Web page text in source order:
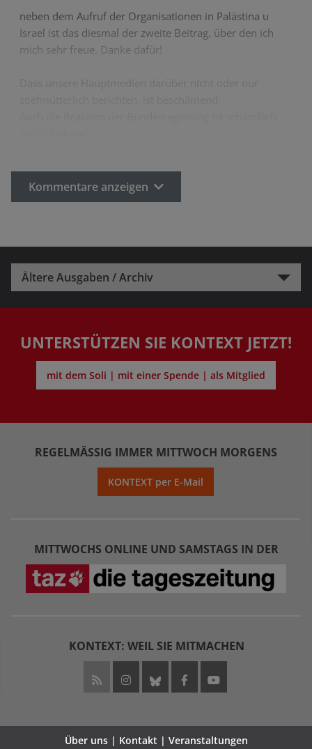
neben dem Aufruf der Organisationen in Palästina u
Israel ist das diesmal der zweite Beitrag, über den ich
mich sehr freue. Danke dafür!
Kommentare anzeigen
Ältere Ausgaben / Archiv
UNTERSTÜTZEN SIE KONTEXT JETZT!
mit dem Soli | mit einer Spende | als Mitglied
REGELMÄSSIG IMMER MITTWOCH MORGENS
KONTEXT per E-Mail
MITTWOCHS ONLINE UND SAMSTAGS IN DER
KONTEXT: WEIL SIE MITMACHEN
Über uns | Kontakt | Veranstaltungen